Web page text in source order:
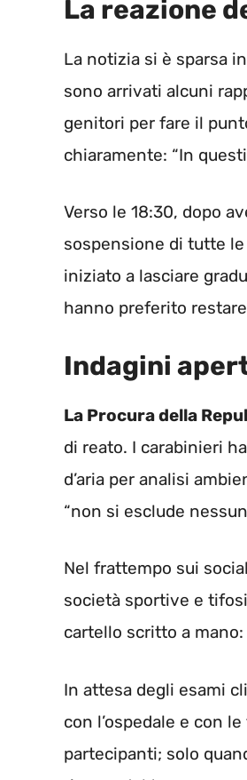
La reazione
La notizia si è sparsa
sono arrivati alcuni
genitori per fare il
chiaramente: “In
Verso le 18:30, dopo
sospensione di tutte
iniziato a lasciare
hanno preferito
Indagini
La Procura della
di reato. I carabinieri
d’aria per analisi
“non si esclude
Nel frattempo sui
società sportive e
cartello scritto a mano:
In attesa degli esami
con l’ospedale e con
partecipanti; solo